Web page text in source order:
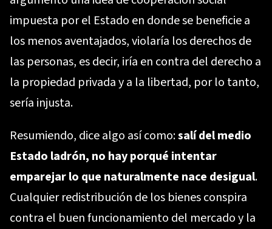
impuesta por el Estado en donde se beneficie a
los menos aventajados, violaría los derechos de
las personas, es decir, iría en contra del derecho a
la propiedad privada y a la libertad, por lo tanto,
sería injusta.
Resumiendo, dice algo así como:salí del medio
Estado ladrón, no hay porqué intentar
emparejar lo que naturalmente nace desigual.
Cualquier redistribución de los bienes conspira
contra el buen funcionamiento del mercado y la